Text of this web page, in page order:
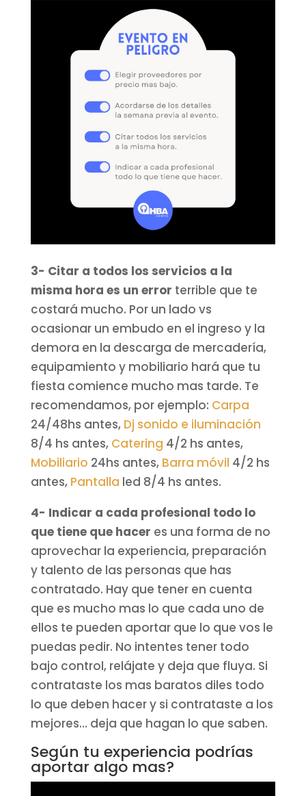
3- Citar a todos los servicios a la
misma hora es un error terrible que te
costará mucho. Por un lado vs
ocasionar un embudo en el ingreso y la
demora en la descarga de mercadería,
equipamiento y mobiliario hará que tu
fiesta comience mucho mas tarde. Te
recomendamos, por ejemplo: Carpa
24/48hs antes, Dj sonido e iluminación
8/4 hs antes, Catering 4/2 hs antes,
Mobiliario 24hs antes, Barra móvil 4/2 hs
antes, Pantalla led 8/4 hs antes.
4- Indicar a cada profesional todo lo
que tiene que hacer es una forma de no
aprovechar la experiencia, preparación
y talento de las personas que has
contratado. Hay que tener en cuenta
que es mucho mas lo que cada uno de
ellos te pueden aportar que lo que vos le
puedas pedir. No intentes tener todo
bajo control, relájate y deja que fluya. Si
contrataste los mas baratos diles todo
lo que deben hacer y si contrataste a los
mejores… deja que hagan lo que saben.
Según tu experiencia podrías
aportar algo mas?